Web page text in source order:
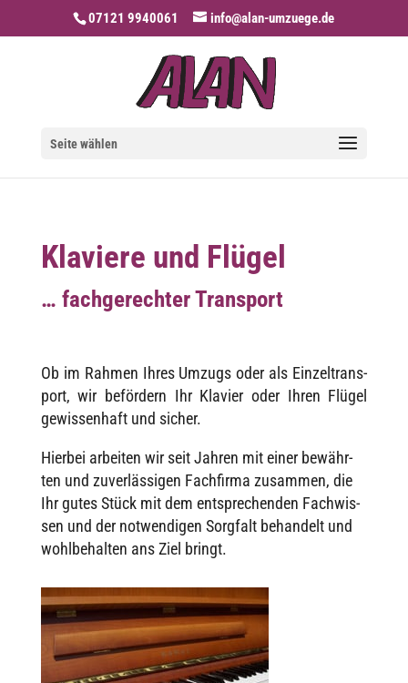
07121 9940061 info@alan-umzuege.de
Seite wählen
Klaviere und Flügel
… fachgerechter Transport
Ob im Rahmen Ihres Umzugs oder als Einzel­trans­
port, wir beför­dern Ihr Klavier oder Ihren Flügel
gewis­sen­haft und sicher.
Hier­bei arbei­ten wir seit Jahren mit einer bewähr­
ten und zuver­läs­si­gen Fach­firma zusam­men, die
Ihr gutes Stück mit dem entspre­chen­den Fach­wis­
sen und der notwen­di­gen Sorg­falt behan­delt und
wohl­be­hal­ten ans Ziel bringt.